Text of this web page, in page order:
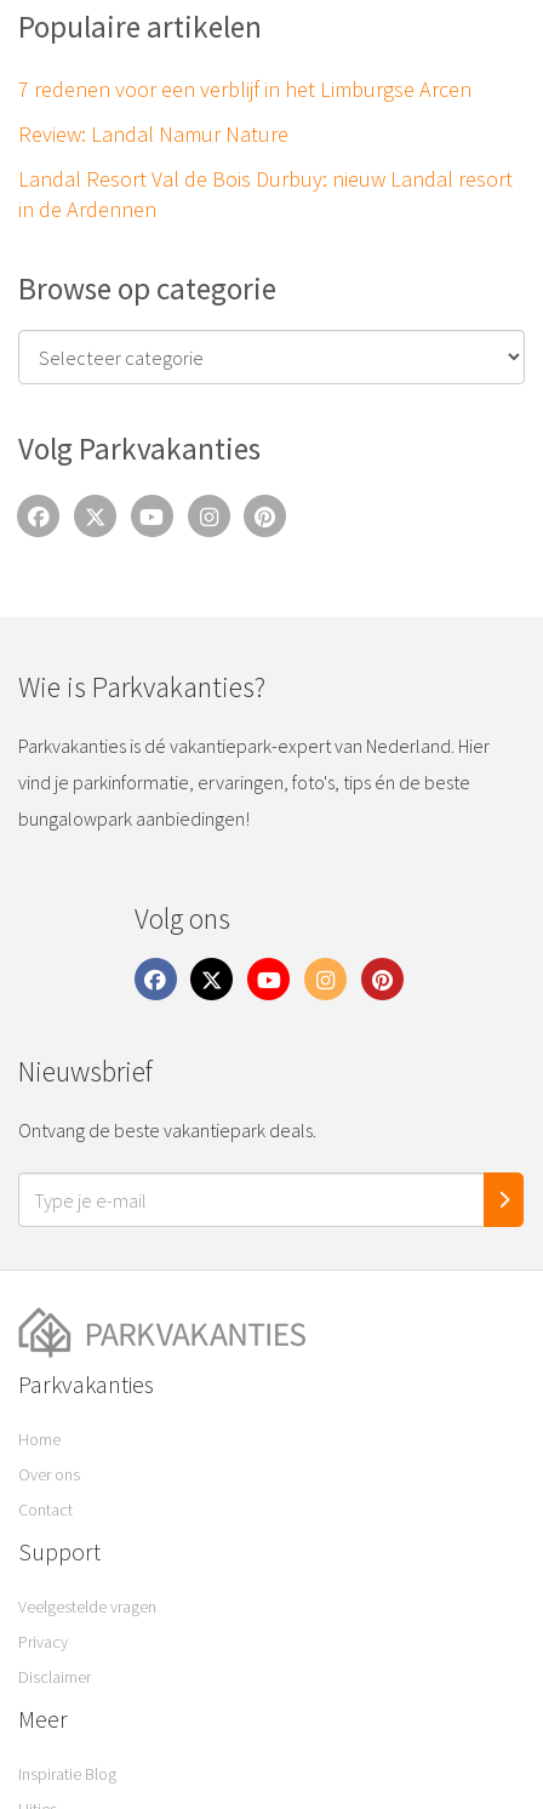
Populaire artikelen
7 redenen voor een verblijf in het Limburgse Arcen
Review: Landal Namur Nature
Landal Resort Val de Bois Durbuy: nieuw Landal resort
in de Ardennen
Browse op categorie
Volg Parkvakanties
Wie is Parkvakanties?
Parkvakanties is dé vakantiepark-expert van Nederland. Hier
vind je parkinformatie, ervaringen, foto's, tips én de beste
bungalowpark aanbiedingen!
Volg ons
Nieuwsbrief
Ontvang de beste vakantiepark deals.
Parkvakanties
Home
Over ons
Contact
Support
Veelgestelde vragen
Privacy
Disclaimer
Meer
Inspiratie Blog